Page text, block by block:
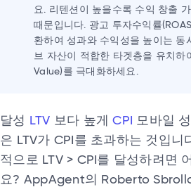
요. 리텐션이 높을수록 수익 창출
때문입니다. 광고 투자수익률
환하여 성과와 수익성을 높이는 동
브 자산이 적합한 타겟층을 유치하
Value)를 극대화하세요.
달성 LTV 보다 높게CPI
모바일
은 LTV가 CPI를 초과하는 것입니
적으로 LTV > CPI를 달성하려면
요? AppAgent의 Roberto